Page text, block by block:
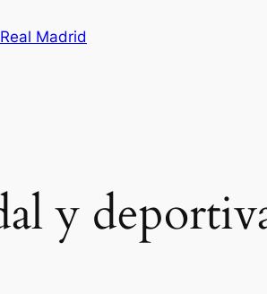
Madrid
y